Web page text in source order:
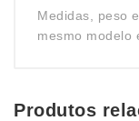
Medidas, peso
mesmo modelo
Produtos